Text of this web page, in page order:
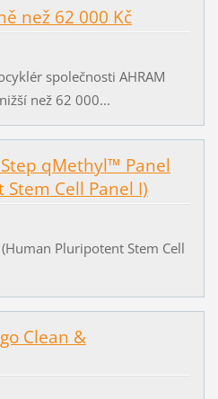
než 62 000 Kč
společnosti AHRAM
než 62 000...
qMethyl™ Panel
Cell Panel I)
Pluripotent Stem Cell
Clean &